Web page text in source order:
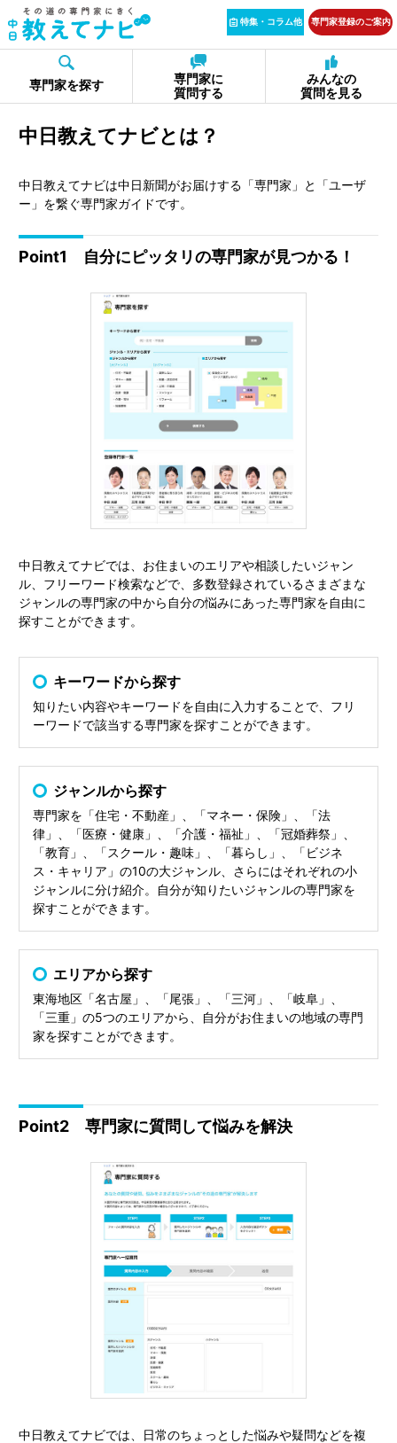
特集・コラム他 専門家登録のご案内
専門家を探す
専門家に
質問する
みんなの
質問を見る
中日教えてナビとは？
中日教えてナビは中日新聞がお届けする「専門家」と「ユーザ
ー」を繋ぐ専門家ガイドです。
Point1 自分にピッタリの専門家が見つかる！
中日教えてナビでは、お住まいのエリアや相談したいジャン
ル、フリーワード検索などで、多数登録されているさまざまな
ジャンルの専門家の中から自分の悩みにあった専門家を自由に
探すことができます。
キーワードから探す
知りたい内容やキーワードを自由に入力することで、フリ
ーワードで該当する専門家を探すことができます。
ジャンルから探す
専門家を「住宅・不動産」、「マネー・保険」、「法
律」、「医療・健康」、「介護・福祉」、「冠婚葬祭」、
「教育」、「スクール・趣味」、「暮らし」、「ビジネ
ス・キャリア」の10の大ジャンル、さらにはそれぞれの小
ジャンルに分け紹介。自分が知りたいジャンルの専門家を
探すことができます。
エリアから探す
東海地区「名古屋」、「尾張」、「三河」、「岐阜」、
「三重」の5つのエリアから、自分がお住まいの地域の専門
家を探すことができます。
Point2 専門家に質問して悩みを解決
中日教えてナビでは、日常のちょっとした悩みや疑問などを複